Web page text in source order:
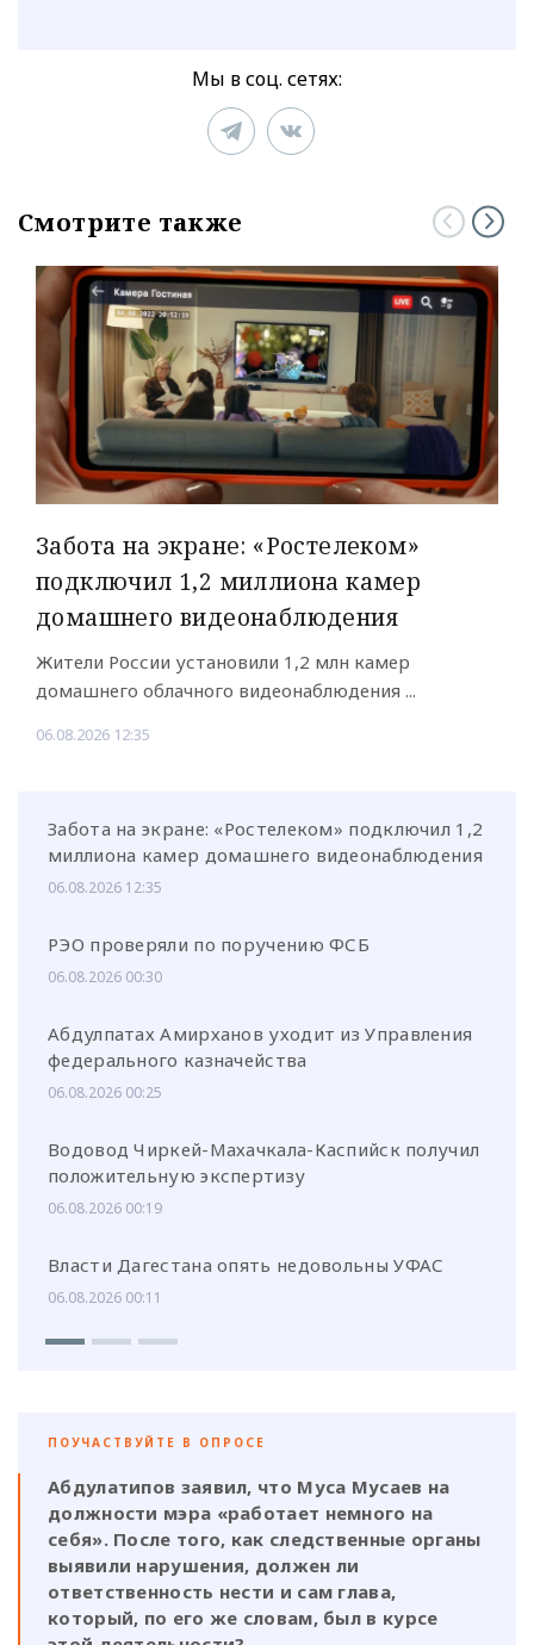
Мы в соц. сетях:
Смотрите также
Забота на экране: «Ростелеком»
подключил 1,2 миллиона камер
домашнего видеонаблюдения
Жители России установили 1,2 млн камер
домашнего облачного видеонаблюдения ...
06.08.2026 12:35
Забота на экране: «Ростелеком» подключил 1,2
миллиона камер домашнего видеонаблюдения
06.08.2026 12:35
РЭО проверяли по поручению ФСБ
06.08.2026 00:30
Абдулпатах Амирханов уходит из Управления
федерального казначейства
06.08.2026 00:25
Водовод Чиркей-Махачкала-Каспийск получил
положительную экспертизу
06.08.2026 00:19
Власти Дагестана опять недовольны УФАС
06.08.2026 00:11
ПОУЧАСТВУЙТЕ В ОПРОСЕ
Абдулатипов заявил, что Муса Мусаев на
должности мэра «работает немного на
себя». После того, как следственные органы
выявили нарушения, должен ли
ответственность нести и сам глава,
который, по его же словам, был в курсе